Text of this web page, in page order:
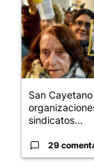
San
sindicatos...
29